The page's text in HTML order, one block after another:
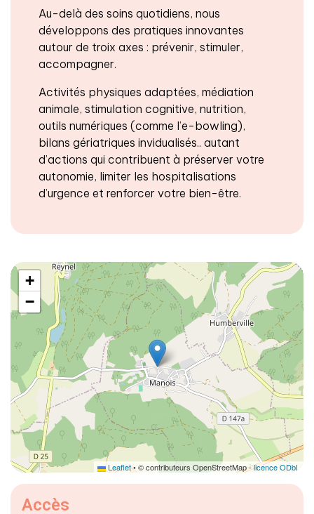
Au-delà des soins quotidiens, nous
développons des pratiques innovantes
autour de troix axes : prévenir, stimuler,
accompagner.
Activités physiques adaptées, médiation
animale, stimulation cognitive, nutrition,
outils numériques (comme l’e-bowling),
bilans gériatriques invidualisés.. autant
d’actions qui contribuent à préserver votre
autonomie, limiter les hospitalisations
d’urgence et renforcer votre bien-être.
+
−
Leaflet• © contributeurs OpenStreetMap -licence ODbL
Accès